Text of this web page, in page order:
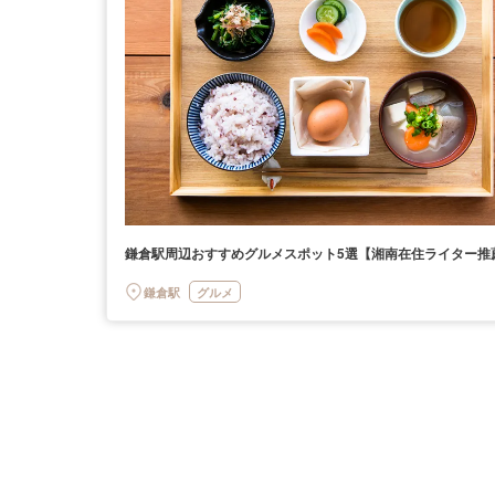
鎌倉駅周辺おすすめグルメスポット5選【湘南在住ライター推
鎌倉駅 グルメ